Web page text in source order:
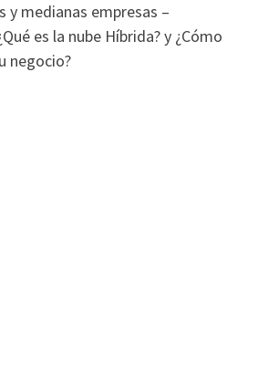
y medianas empresas –
es la nube Híbrida? y ¿Cómo
negocio?